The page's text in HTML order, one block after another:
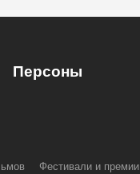
Персоны
Фестивали и премии